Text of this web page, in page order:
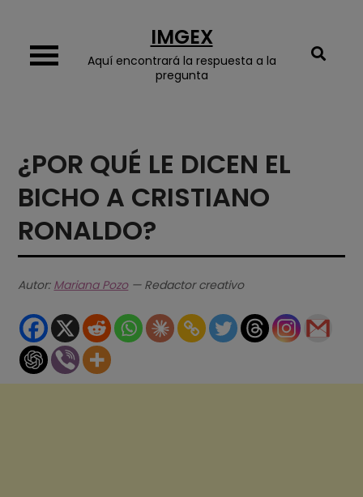
content
IMGEX
Aquí encontrará la respuesta a la
pregunta
¿POR QUÉ LE DICEN EL
BICHO A CRISTIANO
RONALDO?
Autor: Mariana Pozo— Redactor creativo